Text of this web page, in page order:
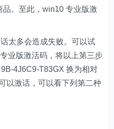
品。至此，win10 专业版激
太多会造成失败。可以试
业版激活码，将以上第三步
4J6C9-T83GX 换为相对
以激话，可以看下列第二种